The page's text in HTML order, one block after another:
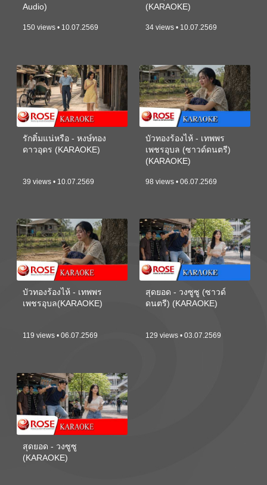
Audio)
150 views • 10.07.2569
(KARAOKE)
34 views • 10.07.2569
รักติ๋มแน่หรือ - หงษ์ทอง
ดาวอุดร (KARAOKE)
39 views • 10.07.2569
บัวทองร้องไห้ - เทพพร
เพชรอุบล (ซาวด์ดนตรี)
(KARAOKE)
98 views • 06.07.2569
บัวทองร้องไห้ - เทพพร
เพชรอุบล(KARAOKE)
119 views • 06.07.2569
สุดยอด - วงซูซู (ซาวด์
ดนตรี) (KARAOKE)
129 views • 03.07.2569
สุดยอด - วงซูซู
(KARAOKE)